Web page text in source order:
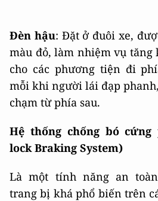
Đèn hậu: Đặt ở đuôi xe,
màu đỏ, làm nhiệm vụ tăng
cho các phương tiện đi
mỗi khi người lái đạp
chạm từ phía sau.
Hệ thống chống bó cứng
lock Braking System)
Là một tính năng an
trang bị khá phổ biến trên